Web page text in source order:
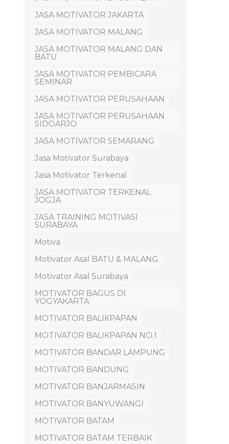
JASA MOTIVATOR JAKARTA
JASA MOTIVATOR MALANG
JASA MOTIVATOR MALANG DAN
BATU
JASA MOTIVATOR PEMBICARA
SEMINAR
JASA MOTIVATOR PERUSAHAAN
JASA MOTIVATOR PERUSAHAAN
SIDOARJO
JASA MOTIVATOR SEMARANG
Jasa Motivator Surabaya
Jasa Motivator Terkenal
JASA MOTIVATOR TERKENAL
JOGJA
JASA TRAINING MOTIVASI
SURABAYA
Motiva
Motivator Asal BATU & MALANG
Motivator Asal Surabaya
MOTIVATOR BAGUS DI
YOGYAKARTA
MOTIVATOR BALIKPAPAN
MOTIVATOR BALIKPAPAN NO.1
MOTIVATOR BANDAR LAMPUNG
MOTIVATOR BANDUNG
MOTIVATOR BANJARMASIN
MOTIVATOR BANYUWANGI
MOTIVATOR BATAM
MOTIVATOR BATAM TERBAIK